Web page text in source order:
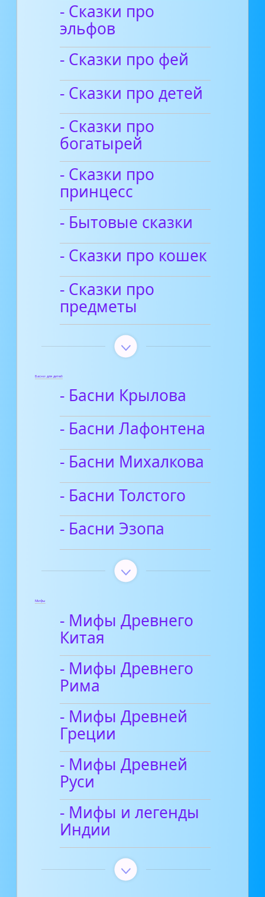
- Сказки про
эльфов
- Сказки про фей
- Сказки про детей
- Сказки про
богатырей
- Сказки про
принцесс
- Бытовые сказки
- Сказки про кошек
- Сказки про
предметы
Басни для детей
- Басни Крылова
- Басни Лафонтена
- Басни Михалкова
- Басни Толстого
- Басни Эзопа
Мифы
- Мифы Древнего
Китая
- Мифы Древнего
Рима
- Мифы Древней
Греции
- Мифы Древней
Руси
- Мифы и легенды
Индии